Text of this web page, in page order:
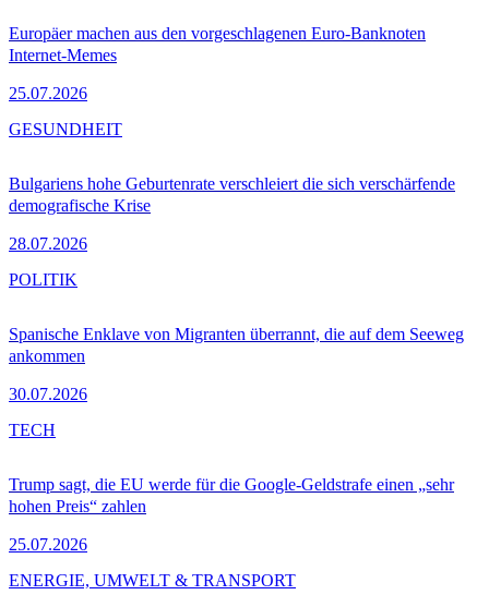
Europäer machen aus den vorgeschlagenen Euro-Banknoten
Internet-Memes
25.07.2026
Bulgariens hohe Geburtenrate verschleiert die sich verschärfende
demografische Krise
28.07.2026
GESUNDHEIT
Spanische Enklave von Migranten überrannt, die auf dem Seeweg
ankommen
30.07.2026
POLITIK
Trump sagt, die EU werde für die Google-Geldstrafe einen „sehr
hohen Preis“ zahlen
25.07.2026
TECH
ENERGIE, UMWELT & TRANSPORT